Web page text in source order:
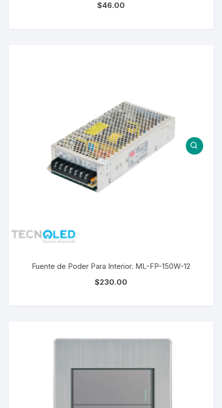
$46.00
Fuente de Poder Para Interior. ML-FP-150W-12
$230.00